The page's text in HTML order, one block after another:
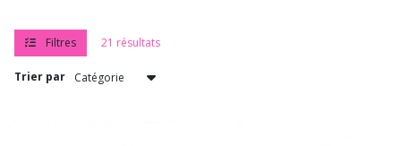
Filtres 21 résultats
Trier par
-
Elastiques